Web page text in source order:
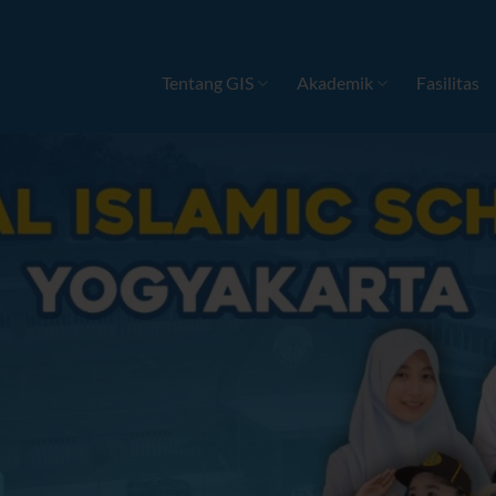
Tentang GIS Akademik Fasilitas